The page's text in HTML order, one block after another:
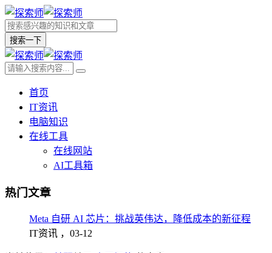
搜索一下
首页
IT资讯
电脑知识
在线工具
在线网站
AI工具箱
热门文章
Meta 自研 AI 芯片：挑战英伟达，降低成本的新征程
IT资讯 ， 03-12